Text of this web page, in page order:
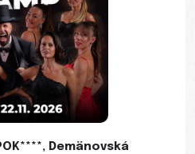
Demänovská